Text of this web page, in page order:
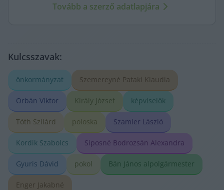
kritikus szemmel követi.
Tovább a szerző adatlapjára
Kulcsszavak:
önkormányzat Szemereyné Pataki Klaudia
Orbán Viktor Király József képviselők
Tóth Szilárd poloska Szamler László
Kordik Szabolcs Siposné Bodrozsán Alexandra
Gyuris Dávid pokol Bán János alpolgármester
Enger Jakabné